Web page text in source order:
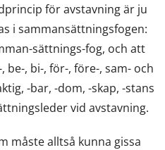
för avstavning är ju
i sammansättningsfogen:
sättnings-fog, och att
be-, bi-, för-, före-, sam- och
-bar, -dom, -skap, -stans
vid avstavning.
måste alltså kunna gissa